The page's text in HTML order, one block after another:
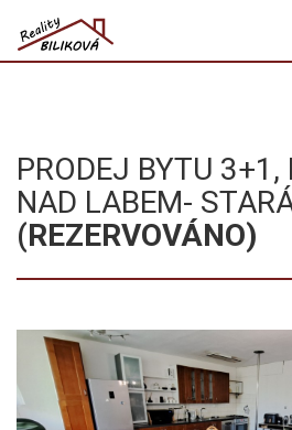
REALITY
PRODEJ BYTU 3+1,
NAD LABEM-
(REZERVOVÁNO)